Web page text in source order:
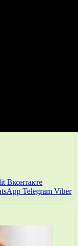
Вконтакте
Telegram Viber